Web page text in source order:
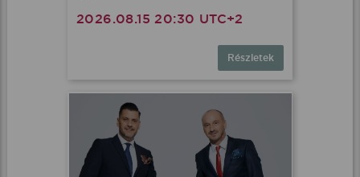
2026.08.15 20:30 UTC+2
Részletek